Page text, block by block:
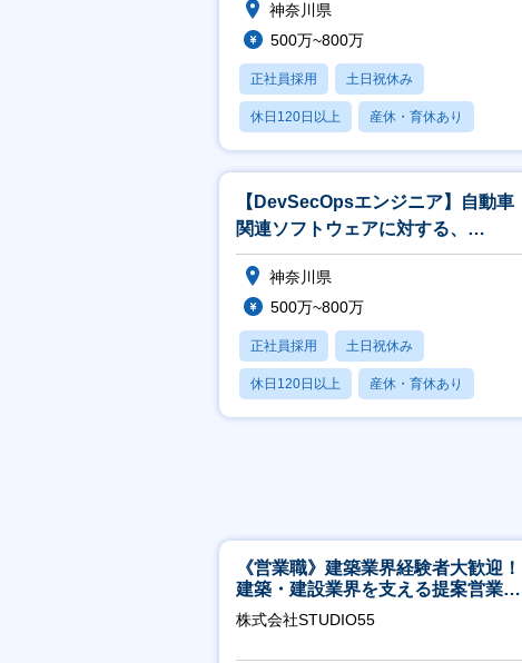
援
神奈川県
500万~800万
正社員採用 土日祝休み
休日120日以上 産休・育休あり
月残業20時間以内
【DevSecOpsエンジニア】自動車
関連ソフトウェアに対する、
DevSecOpsの提案
神奈川県
500万~800万
正社員採用 土日祝休み
休日120日以上 産休・育休あり
月残業20時間以内
《営業職》建築業界経験者大歓迎！
建築・建設業界を支える提案営業職
│年休125日◎フレックス
株式会社STUDIO55